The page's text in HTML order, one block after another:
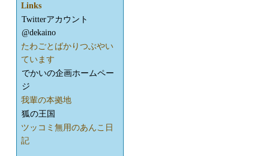
Links
Twitterアカウント
@dekaino
たわごとばかりつぶやい
ています
でかいの企画ホームペー
ジ
我輩の本拠地
狐の王国
ツッコミ無用のあんこ日
記